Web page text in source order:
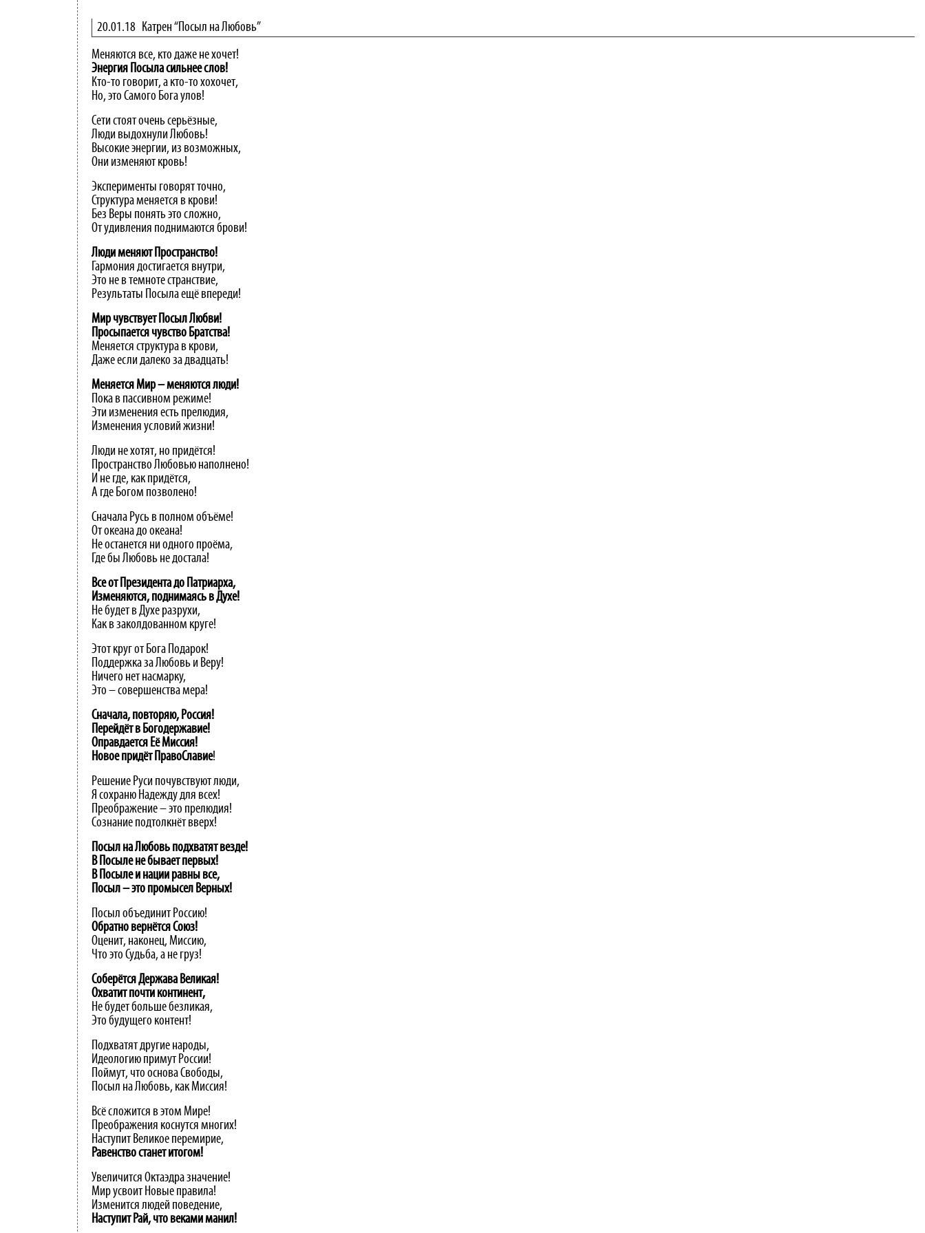
20.01.18 Катрен “Посыл на Любовь”
Меняются все, кто даже не хочет!
Энергия Посыласильнееслов!
Кто-то говорит, а кто-то хохочет,
Но, это Самого Бога улов!
Сети стоят очень серьёзные,
Люди выдохнули Любовь!
Высокие энергии, из возможных,
Они изменяют кровь!
Эксперименты говорят точно,
Структура меняется в крови!
Без Веры понять это сложно,
От удивления поднимаются брови!
Людименяют
Пространство!
Гармония достигается внутри,
Это не в темноте странствие,
Результаты Посыла ещё впереди!
Мир чувствует Посыл Любви!
Просыпается чувство Братства!
Меняется структура в крови,
Даже если далеко за двадцать!
МеняетсяМир–меняютсялюди!
Пока в пассивном режиме!
Эти изменения есть прелюдия,
Изменения условий жизни!
Люди не хотят, но придётся!
Пространство Любовью наполнено!
И не где, как придётся,
А где Богом позволено!
Сначала Русь в полном объёме!
От океана до океана!
Не останется ни одного проёма,
Где бы Любовь не достала!
Все от Президента до Патриарха,
Изменяются, поднимаясь в Духе!
Не будет в Духе разрухи,
Как в заколдованном круге!
Этот круг от Бога Подарок!
Поддержка за Любовь и Веру!
Ничего нет насмарку,
Это – совершенства мера!
Сначала, повторяю, Россия!
Перейдёт в Богодержавие!
Оправдается Её Миссия!
Новое придёт ПравоСлавие!
Решение Руси почувствуют люди,
Я сохраню Надежду для всех!
Преображение – это прелюдия!
Сознание подтолкнёт вверх!
Посыл на Любовь подхватят везде!
В Посыле не бывает первых!
В Посыле и нации равны все,
Посыл – это промысел Верных!
Посыл объединит Россию!
Обратно вернётсяСоюз!
Оценит, наконец, Миссию,
Что это Судьба, а не груз!
Соберётся Держава Великая!
Охватит почти континент,
Не будет больше безликая,
Это будущего контент!
Подхватят другие народы,
Идеологию примут России!
Поймут, что основа Свободы,
Посыл на Любовь, как Миссия!
Всё сложится в этом Мире!
Преображения коснутся многих!
Наступит Великое перемирие,
Равенствостанет итогом!
Увеличится Октаэдра значение!
Мир усвоит Новые правила!
Изменится людей поведение,
Наступит Рай, что векамиманил!